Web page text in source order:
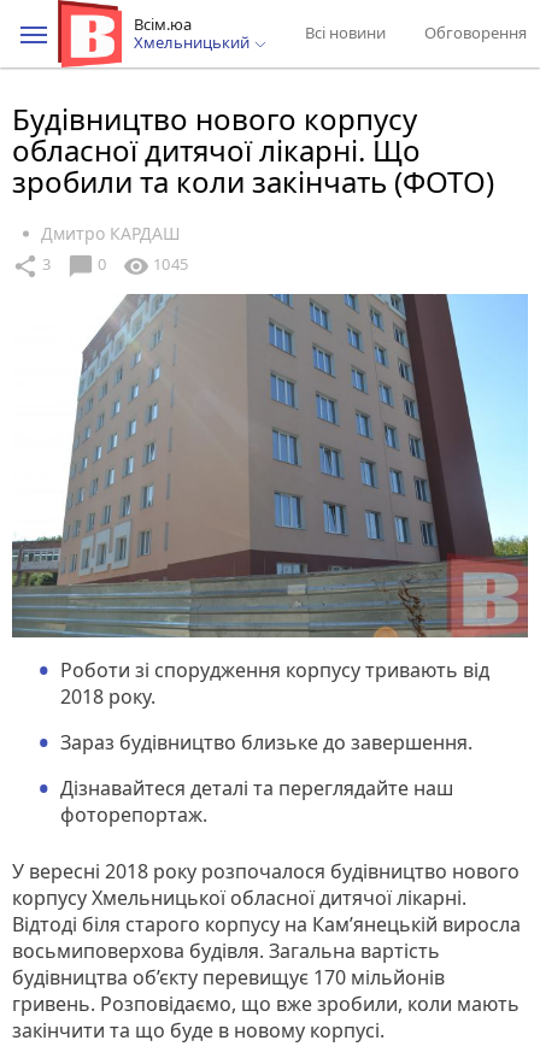
Всім.юа
Хмельницький
Всі новини Обговорення
Будівництво нового корпусу
обласної дитячої лікарні. Що
зробили та коли закінчать (ФОТО)
Дмитро КАРДАШ
share 3 chat_bubble 0 visibility 1045
Роботи зі спорудження корпусу тривають від
2018 року.
Зараз будівництво близьке до завершення.
Дізнавайтеся деталі та переглядайте наш
фоторепортаж.
У вересні 2018 року розпочалося будівництво нового
корпусу Хмельницької обласної дитячої лікарні.
Відтоді біля старого корпусу на Кам’янецькій виросла
восьмиповерхова будівля. Загальна вартість
будівництва об’єкту перевищує 170 мільйонів
гривень. Розповідаємо, що вже зробили, коли мають
закінчити та що буде в новому корпусі.